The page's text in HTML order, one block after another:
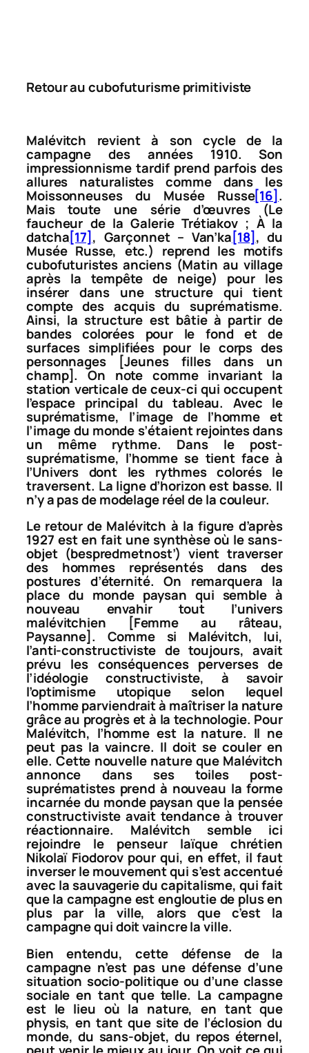
Retour au cubofuturisme primitiviste
Malévitch revient à son cycle de la
campagne des années 1910. Son
impressionnisme tardif prend parfois des
allures naturalistes comme dans les
Moissonneusesdu Musée Russe[16].
Mais toute une série d’œuvres (Le
faucheur de la Galerie Trétiakov ; À la
datcha[17], Garçonnet – Van’ka[18], du
Musée Russe, etc.) reprend les motifs
cubofuturistes anciens (Matin au village
après la tempête de neige) pour les
insérer dans une structure qui tient
compte des acquis du suprématisme.
Ainsi, la structure est bâtie à partir de
bandes colorées pour le fond et de
surfaces simplifiées pour le corps des
personnages [Jeunes filles dans un
champ]. On note comme invariant la
station verticale de ceux-ci qui occupent
l’espace principal du tableau. Avec le
suprématisme, l’image de l’homme et
l’image du monde s’étaient rejointes dans
un même rythme. Dans le post-
suprématisme, l’homme se tient face à
l’Univers dont les rythmes colorés le
traversent. La ligne d’horizon est basse. Il
n’y a pas de modelage réel de la couleur.
Le retour de Malévitch à la figure d’après
1927 est en fait une synthèse où le sans-
objet (bespredmetnost’) vient traverser
des hommes représentés dans des
postures d’éternité. On remarquera la
place du monde paysan qui semble à
nouveau envahir tout l’univers
malévitchien [Femme au râteau,
Paysanne]. Comme si Malévitch, lui,
l’anti-constructiviste de toujours, avait
prévu les conséquences perverses de
l’idéologie constructiviste, à savoir
l’optimisme utopique selon lequel
l’homme parviendrait à maîtriser la nature
grâce au progrès et à la technologie. Pour
Malévitch, l’homme est la nature. Il ne
peut pas la vaincre. Il doit se couler en
elle. Cette nouvelle nature que Malévitch
annonce dans ses toiles post-
suprématistes prend à nouveau la forme
incarnée du monde paysan que la pensée
constructiviste avait tendance à trouver
réactionnaire. Malévitch semble ici
rejoindre le penseur laïque chrétien
Nikolaï Fiodorov pour qui, en effet, il faut
inverser le mouvement qui s’est accentué
avec la sauvagerie du capitalisme, qui fait
que la campagne est engloutie de plus en
plus par la ville, alors que c’est la
campagne qui doit vaincre la ville.
Bien entendu, cette défense de la
campagne n’est pas une défense d’une
situation socio-politique ou d’une classe
sociale en tant que telle. La campagne
est le lieu où la nature, en tant que
physis, en tant que site de l’éclosion du
monde, du sans-objet, du repos éternel,